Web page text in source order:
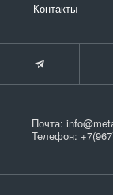
Контакты
Почта:
Телефон: